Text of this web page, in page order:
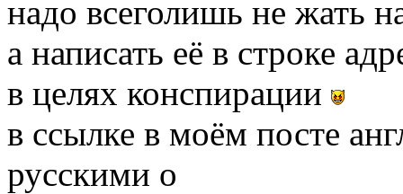
надо всеголишь не жать
а написать её в строке
в целях конспирации
в ссылке в моём посте
русскими о